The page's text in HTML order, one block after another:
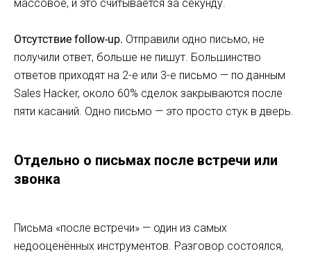
массовое, и это считывается за секунду.
Отсутствие follow-up. Отправили одно письмо, не
получили ответ, больше не пишут. Большинство
ответов приходят на 2-е или 3-е письмо — по данным
Sales Hacker, около 60% сделок закрываются после
пяти касаний. Одно письмо — это просто стук в дверь.
Отдельно о письмах после встречи или
звонка
Письма «после встречи» — один из самых
недооценённых инструментов. Разговор состоялся,